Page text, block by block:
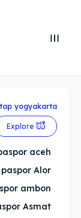
Cari
Cari
yogyakarta
Explore
aceh
Alor
ambon
Asmat